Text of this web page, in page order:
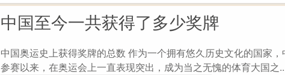
中国至今一共获得了多少奖牌
中国奥运史上获得奖牌的总数 作为一个拥有悠久历史文化的国家
参赛以来，在奥运会上一直表现突出，成为当之无愧的体育大国之